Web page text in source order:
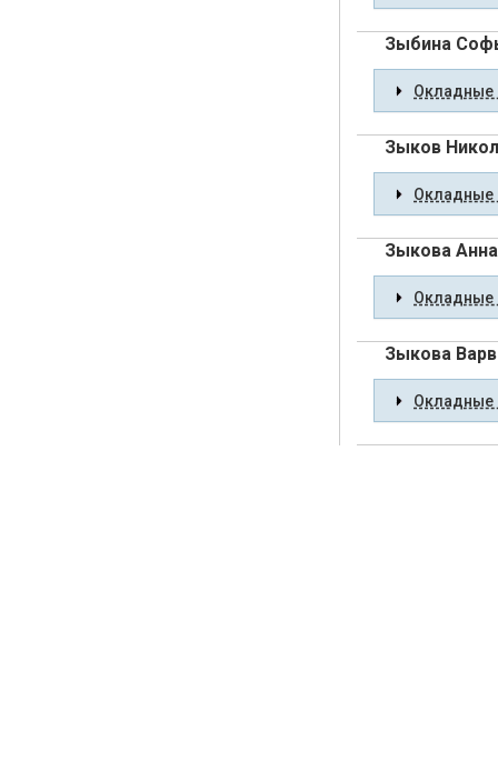
Зыбина
Окладные
Зыков
Окладные
Зыкова
Окладные
Зыкова
Окладные